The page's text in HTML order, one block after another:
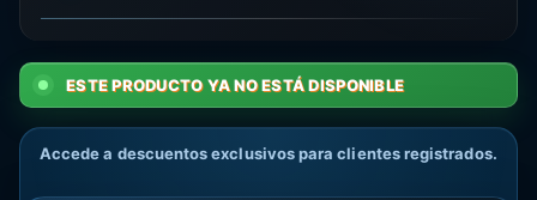
ESTE PRODUCTO YA NO ESTÁ DISPONIBLE
Accede a descuentos exclusivos para clientes registrados.